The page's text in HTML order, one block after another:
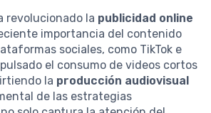
revolucionado la publicidad online
importancia del contenido
sociales, como TikTok e
el consumo de videos cortos
la producción audiovisual
de las estrategias